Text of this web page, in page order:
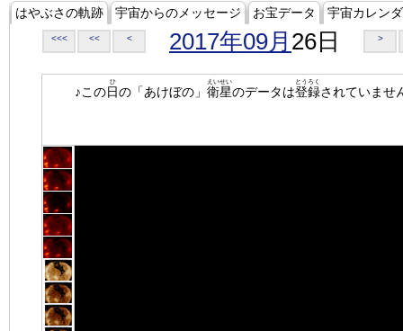
はやぶさの軌跡 宇宙からのメッセージ お宝データ 宇宙カレン
<<< << < 2017年09月 26日 >
♪この日
ひ
の「あけぼの」 衛星
えいせい
のデータは登録
とうろく
されていませ